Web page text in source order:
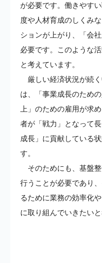
が必要です。働きやす
度や人材育成のしくみ
ションが上がり、「会
必要です。このような
と考えています。
厳しい経済状況が続
は、「事業成長のため
上」のための雇用が求
者が「戦力」となって
成長」に貢献している
す。
そのためにも、基盤
行うことが必要であり
るために業務の効率化
に取り組んでいきたいと